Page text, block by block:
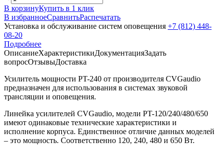
В корзинуКупить в 1 клик
В избранноеСравнитьРаспечатать
Установка и обслуживание систем оповещения +7 (812) 448-
08-20
Подробнее
ОписаниеХарактеристикиДокументацияЗадать
вопросОтзывыДоставка
Усилитель мощности PT-240 от производителя CVGaudio
предназначен для использования в системах звуковой
трансляции и оповещения.
Линейка усилителей CVGaudio, модели PT-120/240/480/650
имеют одинаковые технические характеристики и
исполнение корпуса. Единственное отличие данных моделей
– это мощность. Соответственно 120, 240, 480 и 650 Вт.